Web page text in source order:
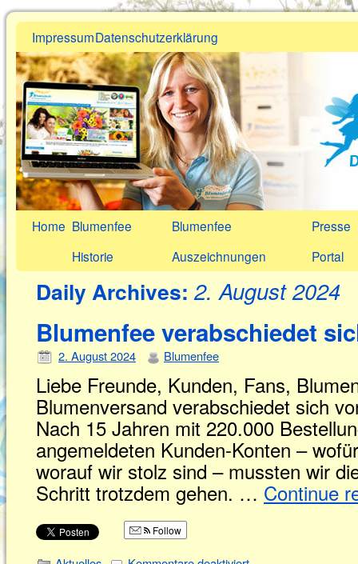
ImpressumDatenschutzerklärung
Home Blumenfee
Historie
Blumenfee
Auszeichnungen
Presse
Portal
Daily Archives:2. August 2024
Blumenfee verabschiedet
2. August 2024 Blumenfee
Liebe Freunde, Kunden, Fans,
Blumenversand verabschiedet sich
Nach 15 Jahren mit 220.000
angemeldeten Kunden-Konten –
worauf wir stolz sind – mussten wir
Schritt trotzdem gehen. … Continue
Follow